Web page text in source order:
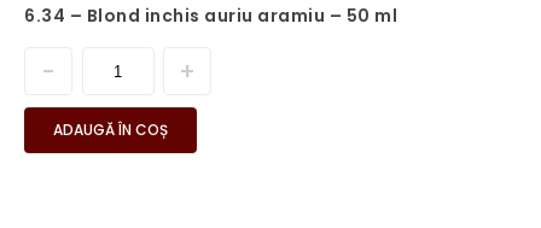
6.34 – Blond inchis auriu aramiu – 50 ml
ADAUGĂ ÎN COȘ